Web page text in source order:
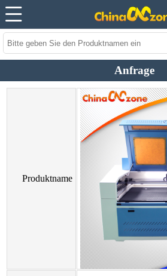
Anfrage
Produktname